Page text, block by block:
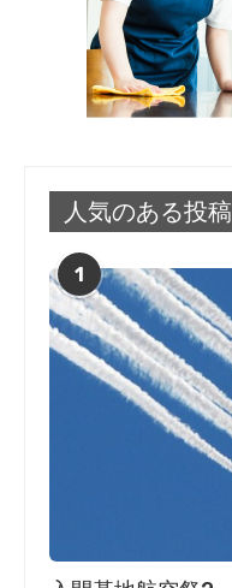
人気のある投稿
1